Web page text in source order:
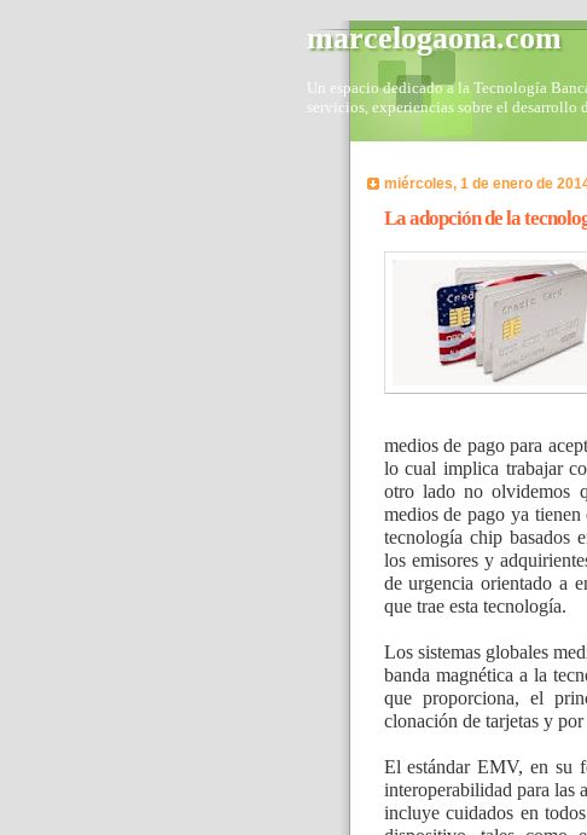
marcelogaona.com
Un espacio dedicado a la Tecnología
servicios, experiencias sobre el desarrollo
miércoles, 1 de enero de
La adopción de la
medios de pago para
lo cual implica trabajar
otro lado no olvidemos
medios de pago ya
tecnología chip basados
los emisores y
de urgencia orientado a
que trae esta tecnología.
Los sistemas globales
banda magnética a la
que proporciona, el
clonación de tarjetas y
El estándar EMV, en su
interoperabilidad para las
incluye cuidados en